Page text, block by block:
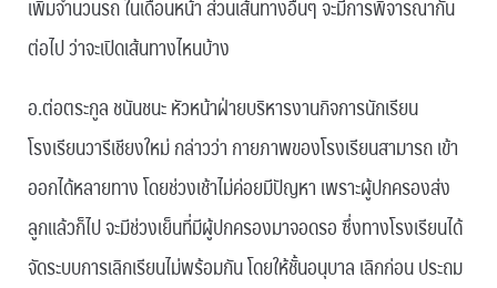
เพิ่มจำนวนรถ ในเดือนหน้า ส่วนเส้นทางอื่นๆ จะมีการพิจารณากัน
ต่อไป ว่าจะเปิดเส้นทางไหนบ้าง
อ.ต่อตระกูล ชนันชนะ หัวหน้าฝ่ายบริหารงานกิจการนักเรียน
โรงเรียนวารีเชียงใหม่ กล่าวว่า กายภาพของโรงเรียนสามารถ เข้า
ออกได้หลายทาง โดยช่วงเช้าไม่ค่อยมีปัญหา เพราะผู้ปกครองส่ง
ลูกแล้วก็ไป จะมีช่วงเย็นที่มีผู้ปกครองมาจอดรอ ซึ่งทางโรงเรียนได้
จัดระบบการเลิกเรียนไม่พร้อมกัน โดยให้ชั้นอนุบาล เลิกก่อน ประถม